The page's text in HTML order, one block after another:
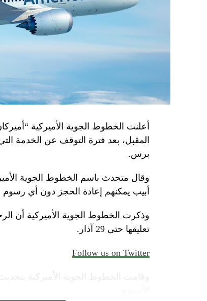
أعلنت الخطوط الجوية الأميركية
المقبل، بعد فترة التوقف عن الخدمة
برس.
وقال متحدث باسم الخطوط الجوية
أبيب يمكنهم إعادة الحجز دون أي رسوم
وذكرت الخطوط الجوية الأميركية أن
تعليقها حتى 29 آذار.
Follow us on Twitter
وقامت الخطوط الجوية الأميركية